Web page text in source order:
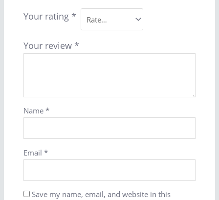
Your rating *
Your review *
Name *
Email *
Save my name, email, and website in this